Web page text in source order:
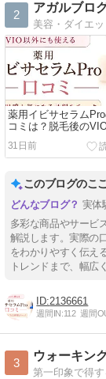
2
アガルブロ
薬用イビサセラムPro
コミは？脱毛後の
を考える人へ
31日前
このブログのこ
実体
多彩な商品やサービ
解説します。実際の
をわかりやすく伝え
トレンドまで、幅広
2136661
週間IN:112 週間
3
ウォーキン
第一印象で得